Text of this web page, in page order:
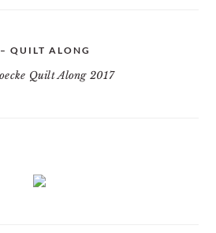
QUILT ALONG